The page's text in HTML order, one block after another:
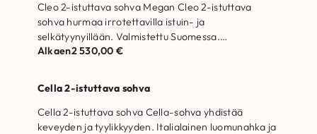
Cleo 2-istuttava sohva Megan Cleo 2-istuttava
sohva hurmaa irrotettavilla istuin- ja
selkätyynyillään. Valmistettu Suomessa.
Runkorakenne on valmistettu massiivipuusta ja
Alkaen2 530,00€
Cella 2-istuttava sohva
Cella 2-istuttava sohva Cella-sohva yhdistää
keveyden ja tyylikkyyden. Italialainen luomunahka ja